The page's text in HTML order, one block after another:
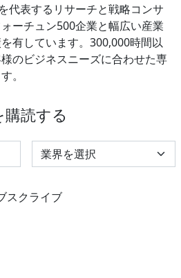
代表するリサーチと戦略コンサ
ーチュン500企業と幅広い産業
有しています。300,000時間以
のビジネスニーズに合わせた専
。
読する
Select Industry
スクライブ